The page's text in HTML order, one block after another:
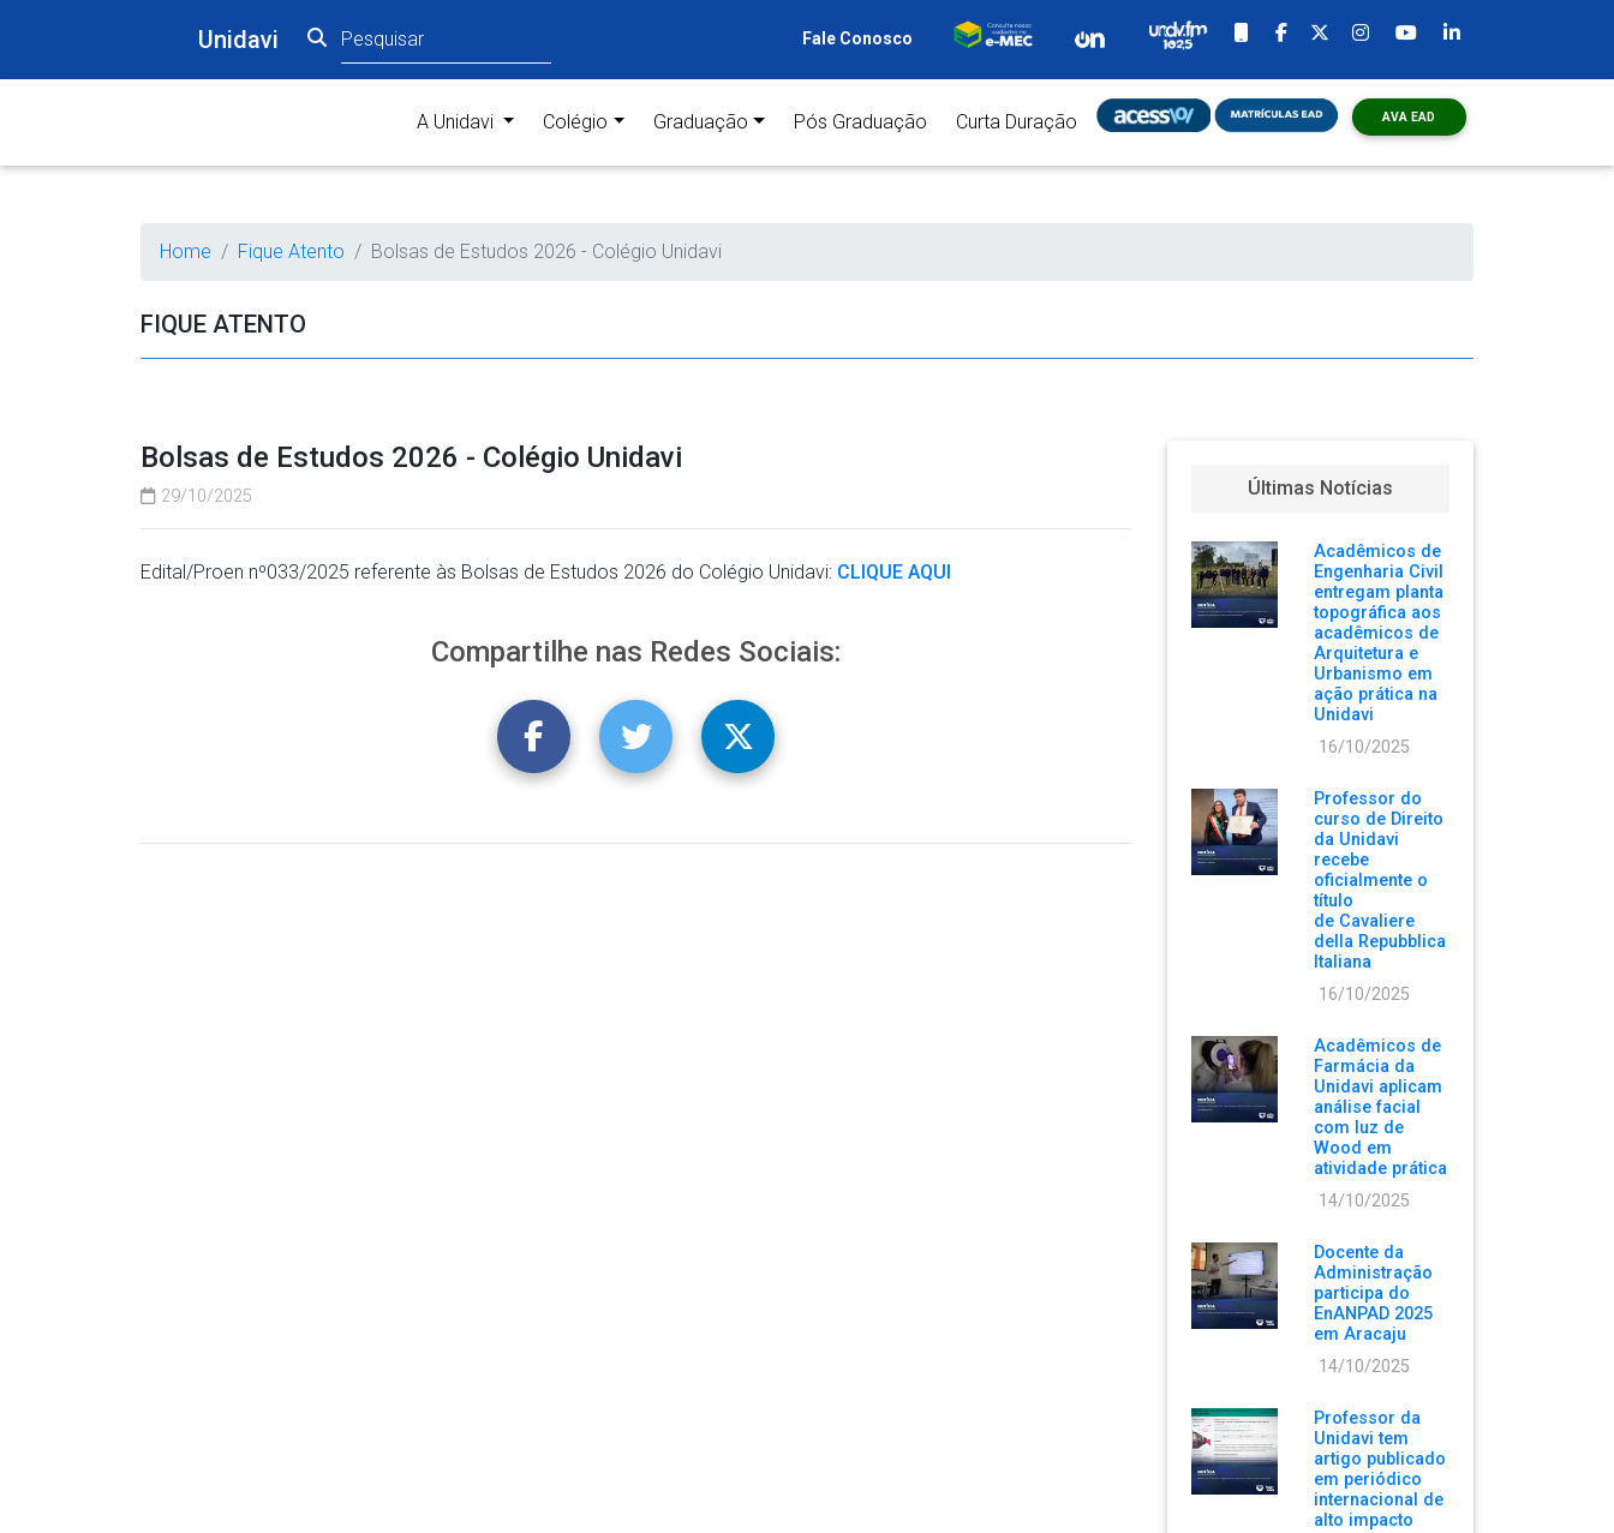
Unidavi Fale Conosco
A Unidavi (current)Colégio Graduação Pós Graduação Curta Duração AVA EAD
Home Fique Atento Bolsas de Estudos 2026 - Colégio Unidavi
FIQUE ATENTO
Bolsas de Estudos 2026 - Colégio Unidavi
29/10/2025
Edital/Proen nº033/2025 referente às Bolsas de Estudos 2026 do Colégio Unidavi: CLIQUE AQUI
Compartilhe nas Redes Sociais:
Últimas Notícias
Acadêmicos de
Engenharia Civil
entregam planta
topográfica aos
acadêmicos de
Arquitetura e
Urbanismo em
ação prática na
Unidavi
16/10/2025
Professor do
curso de Direito
da Unidavi
recebe
oficialmente o
título
de Cavaliere
della Repubblica
Italiana
16/10/2025
Acadêmicos de
Farmácia da
Unidavi aplicam
análise facial
com luz de
Wood em
atividade prática
14/10/2025
Docente da
Administração
participa do
EnANPAD 2025
em Aracaju
14/10/2025
Professor da
Unidavi tem
artigo publicado
em periódico
internacional de
alto impacto